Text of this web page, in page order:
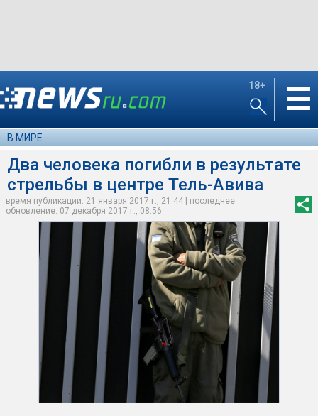
18+ ☰
В МИРЕ
Два человека погибли в результате
стрельбы в центре Тель-Авива
время публикации: 21 января 2017 г., 21:44 | последнее
обновление: 07 декабря 2017 г., 08:56